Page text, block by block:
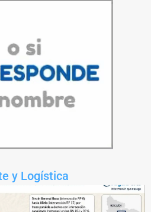
y Logística